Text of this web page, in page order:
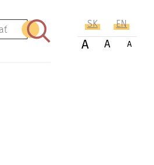
Hľadať
SK EN
A A A